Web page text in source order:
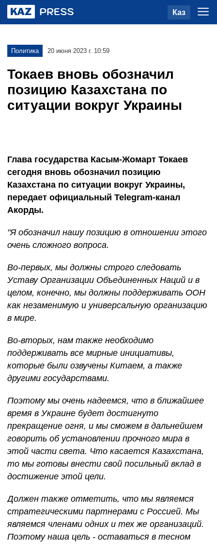
Каз
Политика 20 июня 2023 г. 10:59
Токаев вновь обозначил
позицию Казахстана по
ситуации вокруг Украины
Глава государства Касым-Жомарт Токаев
сегодня вновь обозначил позицию
Казахстана по ситуации вокруг Украины,
передает официальный Telegram-канал
Акорды.
"Я обозначил нашу позицию в отношении этого
очень сложного вопроса.
Во-первых, мы должны строго следовать
Уставу Организации Объединенных Наций и в
целом, конечно, мы должны поддерживать ООН
как незаменимую и универсальную организацию
в мире.
Во-вторых, нам также необходимо
поддерживать все мирные инициативы,
которые были озвучены Китаем, а также
другими государствами.
Поэтому мы очень надеемся, что в ближайшее
время в Украине будет достигнуто
прекращение огня, и мы сможем в дальнейшем
говорить об установлении прочного мира в
этой части света. Что касается Казахстана,
то мы готовы внести свой посильный вклад в
достижение этой цели.
Должен также отметить, что мы являемся
стратегическими партнерами с Россией. Мы
являемся членами одних и тех же организаций.
Поэтому наша цель - оставаться в тесном